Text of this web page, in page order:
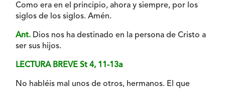
Como era en el principio, ahora y siempre, por los
siglos de los siglos. Amén.
Ant. Dios nos ha destinado en la persona de Cristo a
ser sus hijos.
LECTURA BREVE St 4, 11-13a
No habléis mal unos de otros, hermanos. El que